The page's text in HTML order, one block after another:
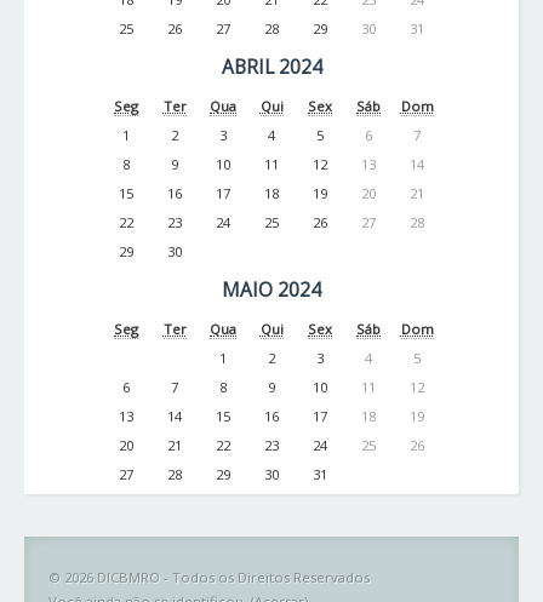
25
26 27 28 29 30 31
ABRIL 2024
Seg Ter Qua Qui Sex Sáb
Dom
1
2 3 4 5 6
7
8
9 10 11 12 13
14
15
16 17 18 19 20
21
22
23 24 25 26 27
28
29
30
MAIO 2024
Seg Ter Qua Qui Sex Sáb
Dom
1
2 3 4
5
6
7 8 9 10 11
12
13
14 15 16 17 18
19
20
21 22 23 24 25
26
27
28 29 30 31
© 2026 DICBMRO - Todos os Direitos Reservados